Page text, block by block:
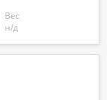
Вес
н/д